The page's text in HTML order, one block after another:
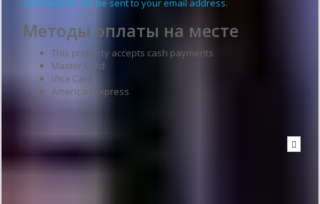
confirmation will be sent to your email address.
Методы оплаты на месте
This property accepts cash payments
Master Card
Visa Card
American Express
Написать в гостиницу